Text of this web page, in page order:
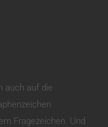
auch auf die
Fragezeichen. Und